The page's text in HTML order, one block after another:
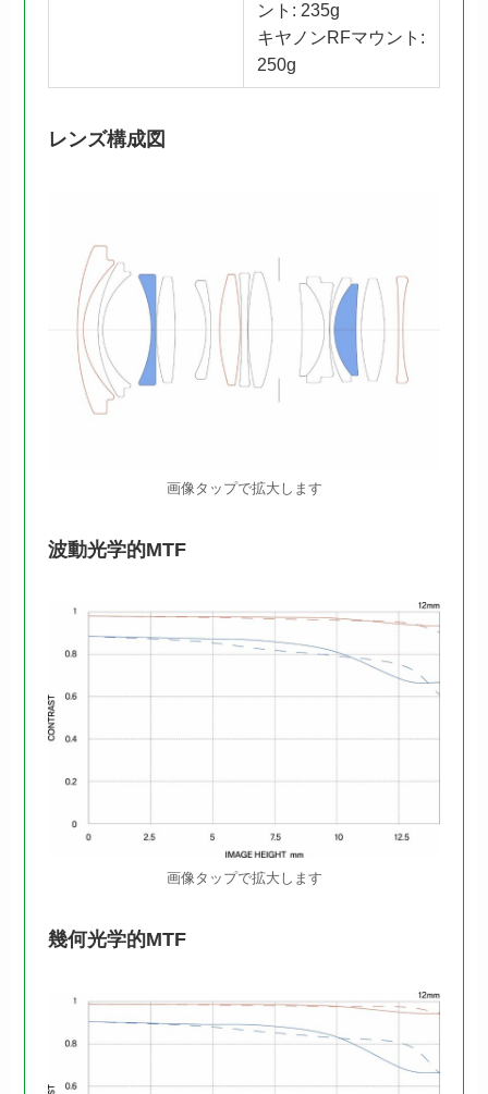
ント: 235g
キヤノンRFマウント:
250g
レンズ構成図
画像タップで拡大します
波動光学的MTF
画像タップで拡大します
幾何光学的MTF